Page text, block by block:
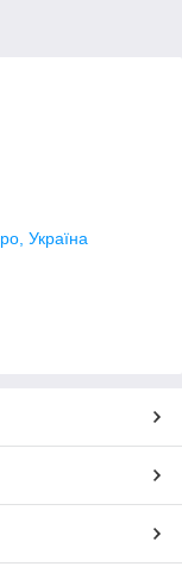
Україна